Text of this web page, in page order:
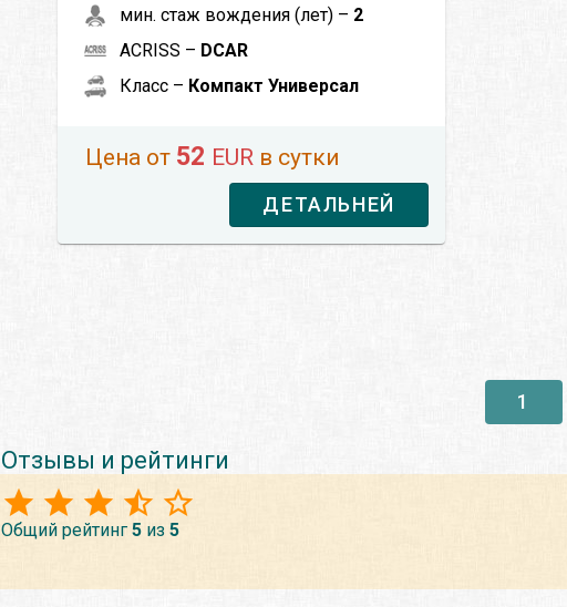
мин. стаж вождения (лет) – 2
ACRISS – DCAR
Класс – Компакт Универсал
Цена от 52 EUR в сутки
ДЕТАЛЬНЕЙ
1
Отзывы и рейтинги
Общий рейтинг 5из 5